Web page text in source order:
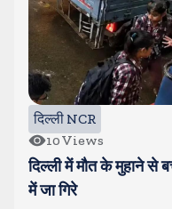
दिल्ली NCR
10Views
दिल्ली में मौत के मुहाने
में जा गिरे